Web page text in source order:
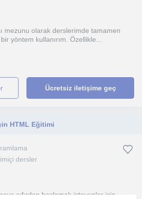
mezunu olarak derslerimde tamamen
yöntem kullanırım. Özellikle...
Ücretsiz iletişime geç
HTML Eğitimi
dersler
sıfırdan başlamak isteyenler için